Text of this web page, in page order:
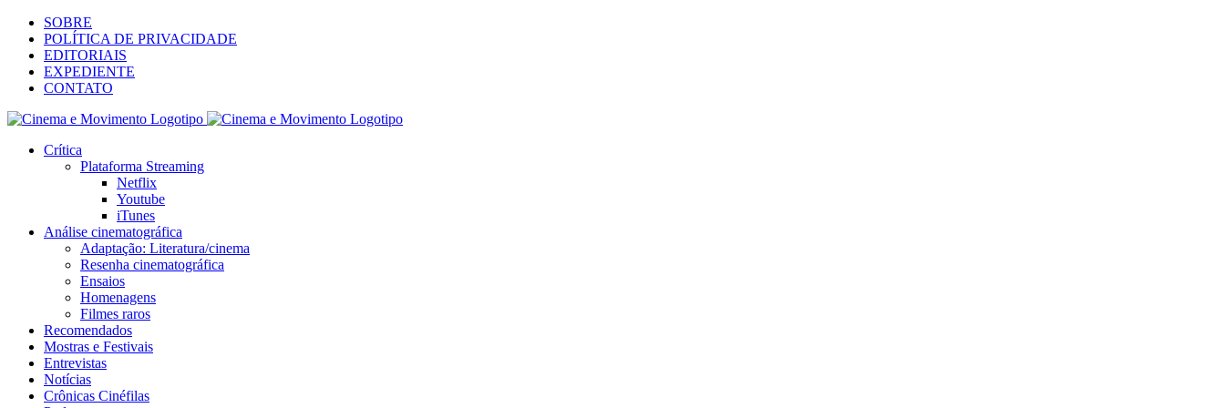
SOBRE
POLÍTICA DE PRIVACIDADE
EDITORIAIS
EXPEDIENTE
CONTATO
Crítica
Plataforma Streaming
Netflix
Youtube
iTunes
Análise cinematográfica
Adaptação: Literatura/cinema
Resenha cinematográfica
Ensaios
Homenagens
Filmes raros
Recomendados
Mostras e Festivais
Entrevistas
Notícias
Crônicas Cinéfilas